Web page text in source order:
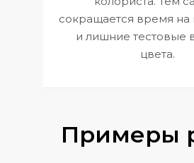
сокращается время на
и лишние тестовые
цвета.
Примеры